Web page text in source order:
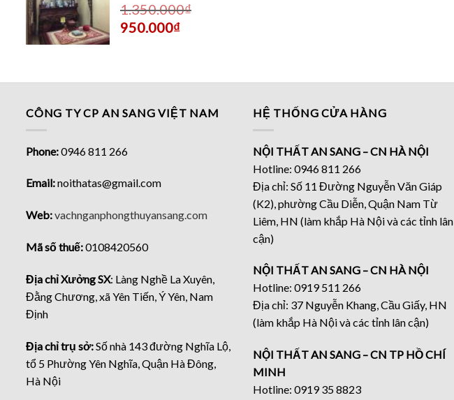
1.350.000₫
950.000₫
CÔNG TY CP AN SANG VIỆT NAM
Phone:0946 811 266
Email:noithatas@gmail.com
Web:vachnganphongthuyansang.com
Mã số thuế:0108420560
Địa chỉ Xưởng SX: Làng Nghề La Xuyên,
Đằng Chương, xã Yên Tiến, Ý Yên, Nam
Định
Địa chỉ trụ sở:Số nhà 143 đường Nghĩa Lộ,
tổ 5 Phường Yên Nghĩa, Quận Hà Đông,
Hà Nội
HỆ THỐNG CỬA HÀNG
NỘI THẤT AN SANG – CN HÀ NỘI
Hotline: 0946 811 266
Địa chỉ: Số 11 Đường Nguyễn Văn Giáp
(K2), phường Cầu Diễn, Quận Nam Từ
Liêm, HN (làm khắp Hà Nội và các tỉnh lân
cận)
NỘI THẤT AN SANG – CN HÀ NỘI
Hotline: 0919 511 266
Địa chỉ: 37 Nguyễn Khang, Cầu Giấy, HN
(làm khắp Hà Nội và các tỉnh lân cận)
NỘI THẤT AN SANG – CN TP HỒ CHÍ
MINH
Hotline: 0919 35 8823